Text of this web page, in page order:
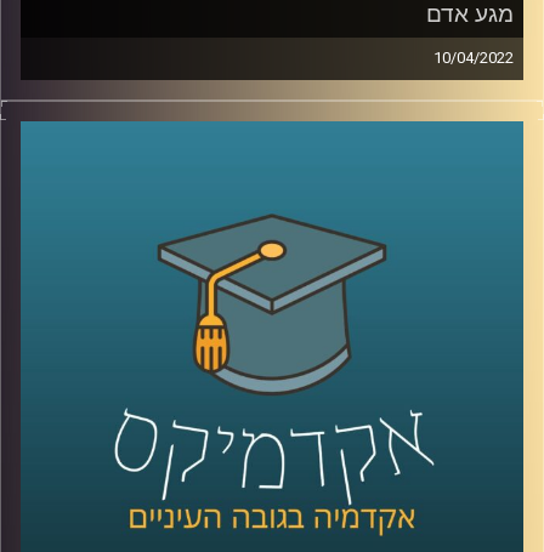
מגע אדם
10/04/2022
היום ישנן אפליקציות שמלחינות שירים לבקשתך ללא
התערבות אדם ולהולוגרמה ביפן כבר יש אלפי מאריצים והיא
לשיחה שקיימתי עם ד"ר רויטל הולנדר מבית הספר ליזמות כאן
באוניברסיטת רייכמן.
לשיחה עם ד"ר רויטל הולנדר על יזמות מוזיקאלית –
לשיחה עם ד"ר רויטל הולנדר על כלי נגינה חכמים –
קרדיט תמונות:AudioVersity